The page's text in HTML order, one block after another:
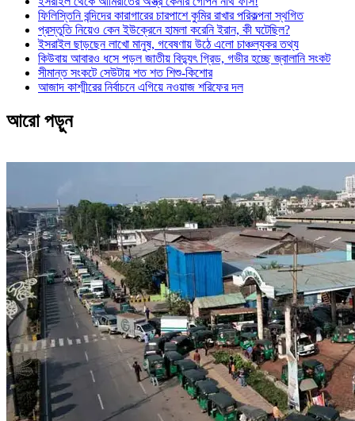
ফিলিস্তিনি বন্দিদের কারাগারের চারপাশে কুমির রাখার পরিকল্পনা স্থগিত
প্রস্তুতি নিয়েও কেন ইউক্রেনে হামলা করেনি ইরান, কী ঘটেছিল?
ইসরাইল ছাড়ছেন লাখো মানুষ, গবেষণায় উঠে এলো চাঞ্চল্যকর তথ্য
কিউবায় আবারও ধসে পড়ল জাতীয় বিদ্যুৎ গ্রিড, গভীর হচ্ছে জ্বালানি সংকট
সীমান্ত সংকটে সেউটায় শত শত শিশু-কিশোর
আজাদ কাশ্মীরের নির্বাচনে এগিয়ে নওয়াজ শরিফের দল
আরো পড়ুন